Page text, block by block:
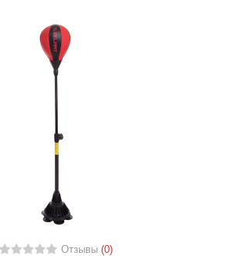
Отзывы (0)